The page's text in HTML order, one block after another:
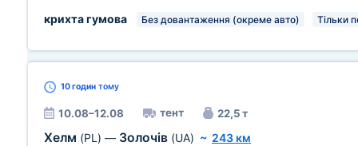
крихта гумова
Без довантаження (окреме авто) Тільки
10 годин тому
10.08–12.08 тент 22,5 т
Хелм (PL) — Золочів (UA) ~ 243 км